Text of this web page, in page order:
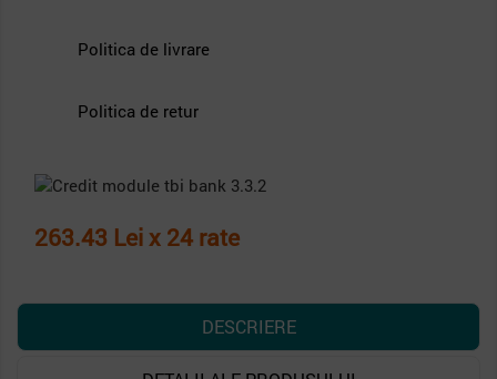
Politica de livrare
Politica de retur
263.43 Lei x 24 rate
DESCRIERE